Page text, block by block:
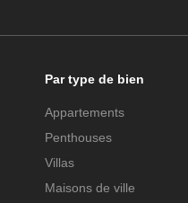
Par type de bien
Appartements
Penthouses
Villas
Maisons de ville